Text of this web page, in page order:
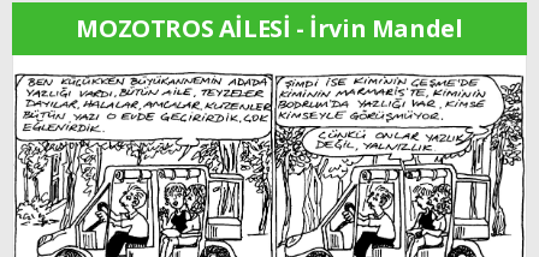
MOZOTROS AİLESİ - İrvin Mandel